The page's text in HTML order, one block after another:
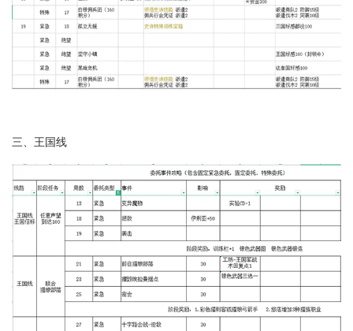
三、王国线